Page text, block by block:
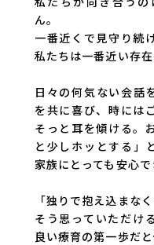
ん。
一番近くで見守り続
私たちは一番近い存
日々の何気ない会話
を共に喜び、時には
そっと耳を傾ける。
と少しホッとする」
家族にとっても安心
「独りで抱え込まなく
そう思っていただけ
良い療育の第一歩だと